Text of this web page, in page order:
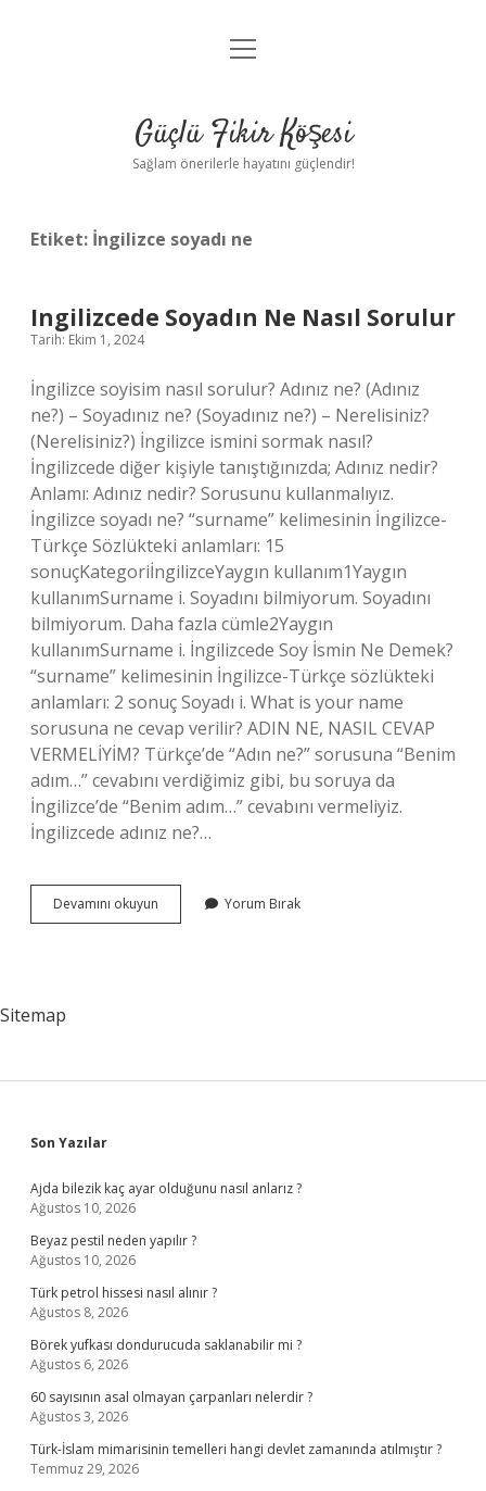
Anasayfa
Yasal Uyarı
menüyü
Güçlü Fikir Köşesi
Sağlam önerilerle hayatını güçlendir!
Etiket: İngilizce soyadı ne
Ingilizcede Soyadın Ne Nasıl Sorulur
Tarih: Ekim 1, 2024
İngilizce soyisim nasıl sorulur? Adınız ne? (Adınız
ne?) – Soyadınız ne? (Soyadınız ne?) – Nerelisiniz?
(Nerelisiniz?) İngilizce ismini sormak nasıl?
İngilizcede diğer kişiyle tanıştığınızda; Adınız nedir?
Anlamı: Adınız nedir? Sorusunu kullanmalıyız.
İngilizce soyadı ne? “surname” kelimesinin İngilizce-
Türkçe Sözlükteki anlamları: 15
sonuçKategoriİngilizceYaygın kullanım1Yaygın
kullanımSurname i. Soyadını bilmiyorum. Soyadını
bilmiyorum. Daha fazla cümle2Yaygın
kullanımSurname i. İngilizcede Soy İsmin Ne Demek?
“surname” kelimesinin İngilizce-Türkçe sözlükteki
anlamları: 2 sonuç Soyadı i. What is your name
sorusuna ne cevap verilir? ADIN NE, NASIL CEVAP
VERMELİYİM? Türkçe’de “Adın ne?” sorusuna “Benim
adım…” cevabını verdiğimiz gibi, bu soruya da
İngilizce’de “Benim adım…” cevabını vermeliyiz.
İngilizcede adınız ne?…
Devamını okuyun Ingilizcede
Soyadın
Yorum Bırak
Sitemap
Sidebar
Son Yazılar
Ajda bilezik kaç ayar olduğunu nasıl anlarız ?
Ağustos 10, 2026
Beyaz pestil neden yapılır ?
Ağustos 10, 2026
Türk petrol hissesi nasıl alınır ?
Ağustos 8, 2026
Börek yufkası dondurucuda saklanabilir mi ?
Ağustos 6, 2026
60 sayısının asal olmayan çarpanları nelerdir ?
Ağustos 3, 2026
Türk-İslam mimarisinin temelleri hangi devlet zamanında atılmıştır ?
Temmuz 29, 2026